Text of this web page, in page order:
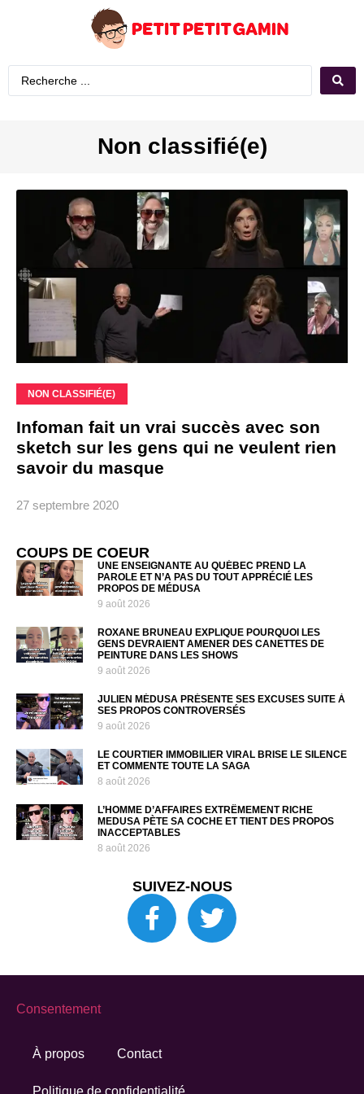
Non classifié(e)
NON CLASSIFIÉ(E)
Infoman fait un vrai succès avec son
sketch sur les gens qui ne veulent rien
savoir du masque
27 septembre 2020
COUPS DE COEUR
UNE ENSEIGNANTE AU QUÉBEC PREND LA
PAROLE ET N’A PAS DU TOUT APPRÉCIÉ LES
PROPOS DE MÉDUSA
9 août 2026
ROXANE BRUNEAU EXPLIQUE POURQUOI LES
GENS DEVRAIENT AMENER DES CANETTES DE
PEINTURE DANS LES SHOWS
9 août 2026
JULIEN MÉDUSA PRÉSENTE SES EXCUSES SUITE À
SES PROPOS CONTROVERSÉS
9 août 2026
LE COURTIER IMMOBILIER VIRAL BRISE LE SILENCE
ET COMMENTE TOUTE LA SAGA
8 août 2026
L’HOMME D’AFFAIRES EXTRÊMEMENT RICHE
MEDUSA PÈTE SA COCHE ET TIENT DES PROPOS
INACCEPTABLES
8 août 2026
SUIVEZ-NOUS
À propos Contact
Consentement